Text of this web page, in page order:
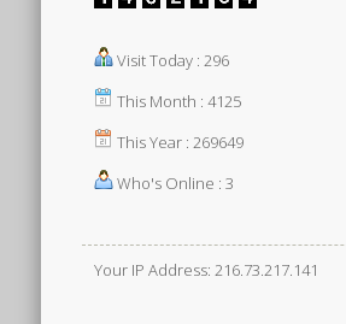
Visit Today : 296
This Month : 4125
This Year : 269649
Who's Online : 3
Your IP Address: 216.73.217.141